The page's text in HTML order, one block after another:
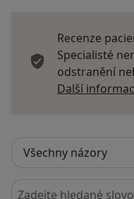
Recenze
Specialisté
odstranění
Další
Hledejte v názorech